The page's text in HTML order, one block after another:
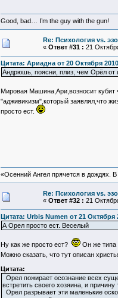
Good, bad… I’m the guy with the gun!
Re: Психология vs.
« Ответ #31 : 21
Цитата: Ариадна от 20 Октября
Андрюшь, поясни, плиз, чем Орёл от
Мировая Машина,Ари,возносит кубит
"адживикизм",который заявлял,что
просто ест.
«Осенний Ангел прячется в дождях.
Re: Психология vs.
« Ответ #32 : 21
Цитата: Urbis Numen от 21 Октября
А Орел просто ест. Веселый
Ну как же просто ест?
Он же типа
Можно сказать, что тут описан
Цитата:
Орел пожирает осознание всех
встретить своего хозяина, и причину
Орел разрывает эти маленькие